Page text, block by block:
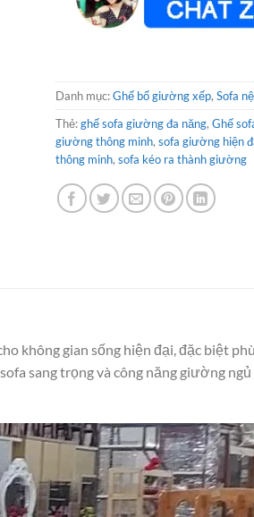
Danh mục:Ghế bố giường xếp, Sofa
Thẻ:ghế sofa giường đa năng, Ghế
giường thông minh, sofa giường hiện
thông minh, sofa kéo ra thành giường
không gian sống hiện đại, đặc biệt
sang trọng và công năng giường